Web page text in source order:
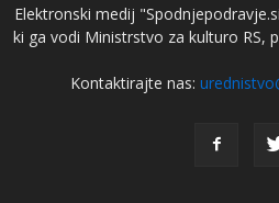
Elektronski medij
ki ga vodi Ministrstvo za kulturo RS,
Kontaktirajte nas: